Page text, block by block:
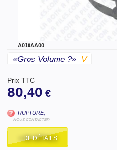
A010AA00
«gros Volume ?» V
Prix TTC
80,40 €
RUPTURE,
NOUS CONTACTER
+ DE DÉTAILS